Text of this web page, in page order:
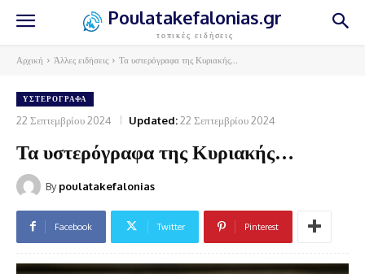
Poulatakefalonias.gr
τοπικές ειδήσεις
Αρχική Άλλες ειδήσεις Τα υστερόγραφα της Κυριακής...
ΥΣΤΕΡΌΓΡΑΦΑ
22 Σεπτεμβρίου 2024 Updated:22 Σεπτεμβρίου 2024
Τα υστερόγραφα της Κυριακής…
By poulatakefalonias
Facebook Twitter Pinterest